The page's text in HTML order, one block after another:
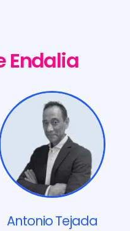
Endalia
Antonio Tejada